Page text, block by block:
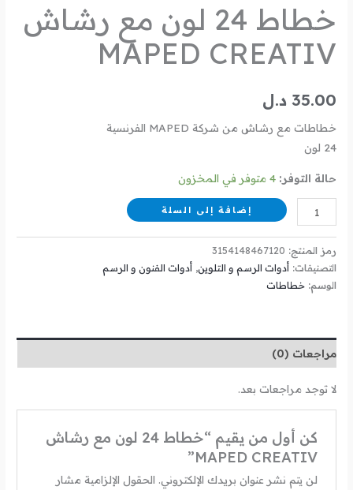
خطاط 24 لون مع رشاش
MAPED CREATIV
35.00 د.ل
خطاطات مع رشاش من شركة MAPED الفرنسية
24 لون
حالة التوفر: 4 متوفر في المخزون
إضافة إلى السلة
رمز المنتج: 3154148467120
التصنيفات: أدوات الرسم و التلوين, أدوات الفنون و الرسم
الوسم:خطاطات
مراجعات (0)
لا توجد مراجعات بعد.
كن أول من يقيم “خطاط 24 لون مع رشاش
MAPED CREATIV”
لن يتم نشر عنوان بريدك الإلكتروني. الحقول الإلزامية مشار